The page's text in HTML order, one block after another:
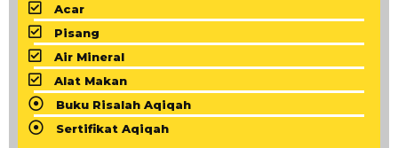
Acar
Pisang
Air Mineral
Alat Makan
Buku Risalah Aqiqah
Sertifikat Aqiqah